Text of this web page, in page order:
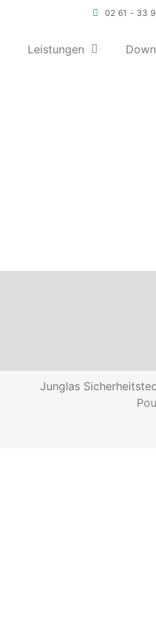
02 61 - 33
Leistungen
Junglas